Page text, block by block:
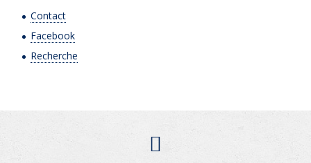
Contact
Facebook
Recherche